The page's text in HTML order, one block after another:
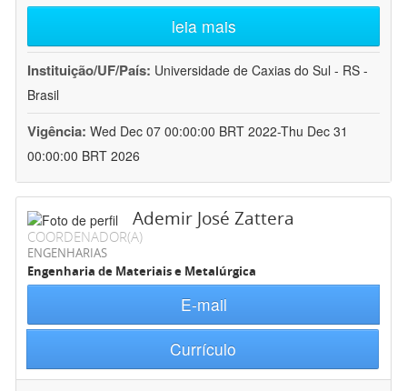
leia mais
Instituição/UF/País: Universidade de Caxias do Sul - RS -
Brasil
Vigência: Wed Dec 07 00:00:00 BRT 2022-Thu Dec 31
00:00:00 BRT 2026
Ademir José Zattera
COORDENADOR(A)
ENGENHARIAS
Engenharia de Materiais e Metalúrgica
E-mail
Currículo